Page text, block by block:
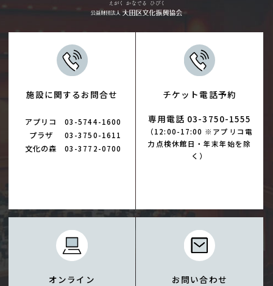
施設に関するお問合せ
アプリコ 03-5744-1600
プラザ 03-3750-1611
文化の森 03-3772-0700
チケット電話予約
専用電話 03-3750-1555
（12:00-17:00 ※アプリコ電
力点検休館日・年末年始を除
く）
オンライン
お問い合わせ